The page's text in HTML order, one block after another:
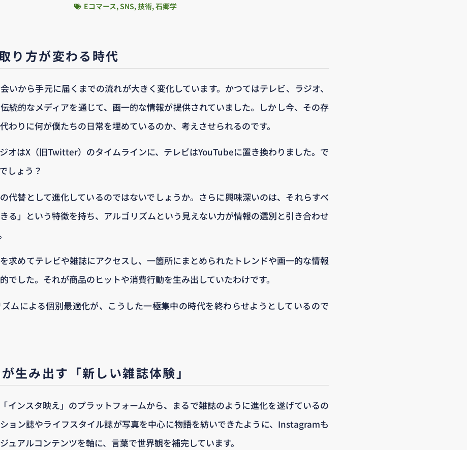
Eコマース,SNS,技術,石郷学
り方が変わる時代
いから手元に届くまでの流れが大きく変化しています。かつてはテレビ、ラジオ、
統的なメディアを通じて、画一的な情報が提供されていました。しかし今、その存
わりに何が僕たちの日常を埋めているのか、考えさせられるのです。
オはX（旧Twitter）のタイムラインに、テレビはYouTubeに置き換わりました。で
しょう？
代替として進化しているのではないでしょうか。さらに興味深いのは、それらすべ
る」という特徴を持ち、アルゴリズムという見えない力が情報の選別と引き合わせ
求めてテレビや雑誌にアクセスし、一箇所にまとめられたトレンドや画一的な情報
でした。それが商品のヒットや消費行動を生み出していたわけです。
ムによる個別最適化が、こうした一極集中の時代を終わらせようとしているので
生み出す「新しい雑誌体験」
インスタ映え」のプラットフォームから、まるで雑誌のように進化を遂げているの
ョン誌やライフスタイル誌が写真を中心に物語を紡いできたように、Instagramも
ュアルコンテンツを軸に、言葉で世界観を補完しています。